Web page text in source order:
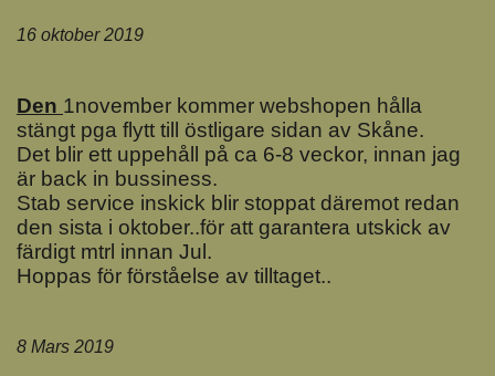
16 oktober 2019
Den 1november kommer webshopen hålla
stängt pga flytt till östligare sidan av Skåne.
Det blir ett uppehåll på ca 6-8 veckor, innan jag
är back in bussiness.
Stab service inskick blir stoppat däremot redan
den sista i oktober..för att garantera utskick av
färdigt mtrl innan Jul.
Hoppas för förståelse av tilltaget..
8 Mars 2019